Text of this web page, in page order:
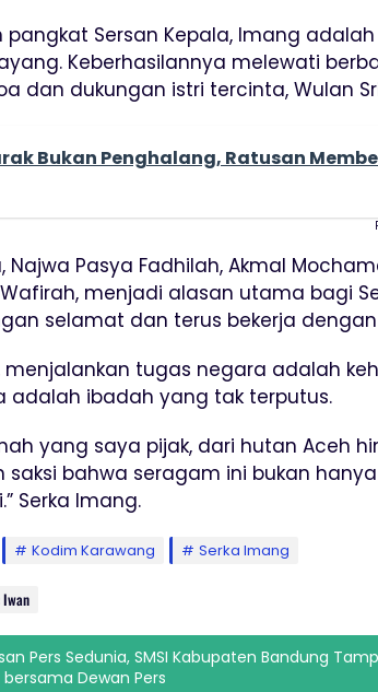
pangkat Sersan Kepala, Imang
Keberhasilannya melewati
dan dukungan istri tercinta, Wulan
Bukan Penghalang, Ratusan
Pasya Fadhilah, Akmal
menjadi alasan utama bagi
selamat dan terus bekerja
menjalankan tugas negara adalah
adalah ibadah yang tak terputus.
yang saya pijak, dari hutan Aceh
saksi bahwa seragam ini bukan
Serka Imang.
Kodim Karawang Serka Imang
Pers Sedunia, SMSI Kabupaten Bandung
Dewan Pers